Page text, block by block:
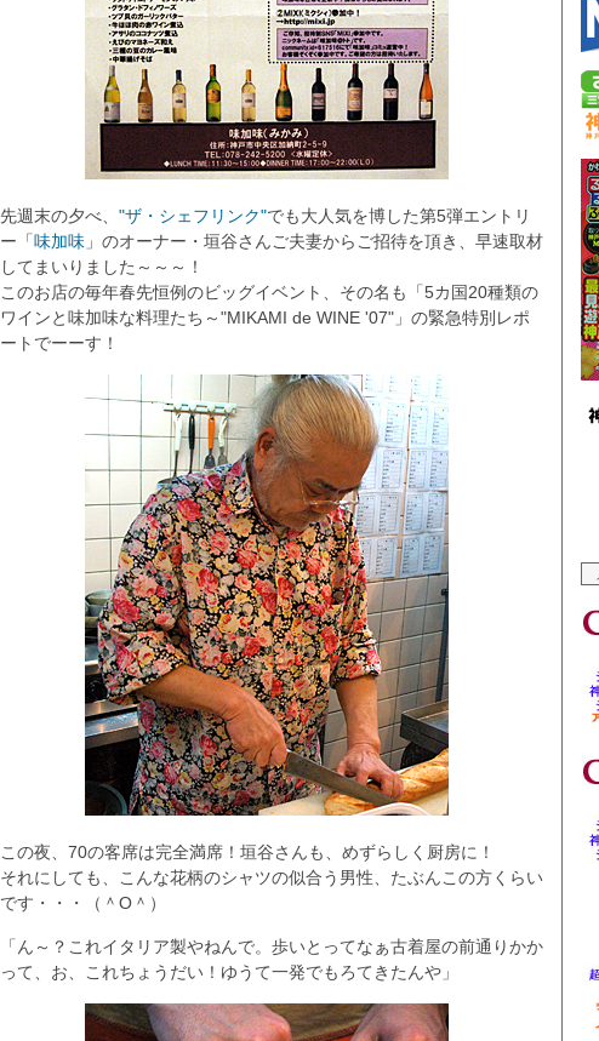
先週末の夕べ、 "ザ・シェフリンク"でも大人気を博した第5弾エントリ
ー「味加味 」のオーナー・垣谷さんご夫妻からご招待を頂き、早速取材
してまいりました～～～！
このお店の毎年春先恒例のビッグイベント、その名も「5カ国20種類の
ワインと味加味な料理たち～"MIKAMI de WINE '07"」の緊急特別レポ
ートでーーす！
この夜、70の客席は完全満席！垣谷さんも、めずらしく厨房に！
それにしても、こんな花柄のシャツの似合う男性、たぶんこの方くらい
です・・・（＾O＾）
「ん～？これイタリア製やねんで。歩いとってなぁ古着屋の前通りかか
って、お、これちょうだい！ゆうて一発でもろてきたんや」